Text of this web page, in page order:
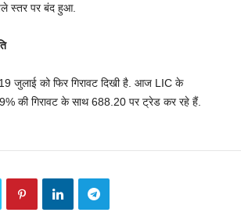
स्तर पर बंद हुआ.
जुलाई को फिर गिरावट दिखी है. आज LIC के
की गिरावट के साथ 688.20 पर ट्रेड कर रहे हैं.